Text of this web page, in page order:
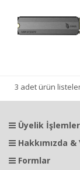
3 adet ürün
Üyelik
Hakkımızda &
Formlar